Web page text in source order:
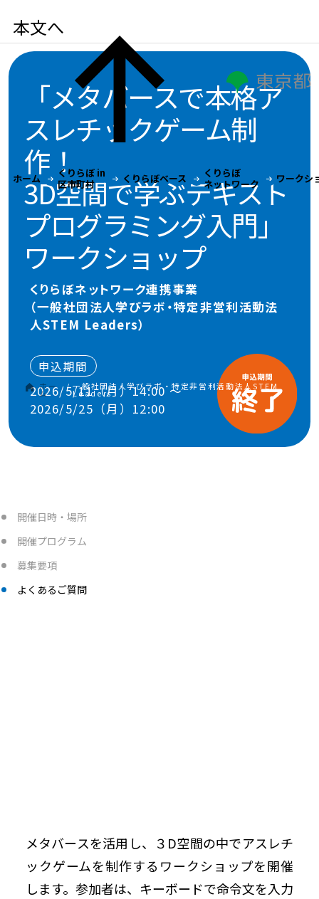
本文へ
ホーム
くりらぼ in
区市町村
くりらぼベース
くりらぼ
ネットワーク
ワークシ
「メタバースで本格ア
スレチックゲーム制
作！
3D空間で学ぶテキスト
プログラミング入門」
ワークショップ
くりらぼネットワーク連携事業
（一般社団法人学びラボ・特定非営利活動法
人STEM Leaders）
申込期間
2026/5/11（月）14:00～
2026/5/25（月）12:00
ホー
ム
/ 一般社団法人学びラボ・特定非営利活動法人STEM
Leaders
開催日時・場所
開催プログラム
募集要項
よくあるご質問
メタバースを活用し、３D空間の中でアスレチ
ックゲームを制作するワークショップを開催
します。参加者は、キーボードで命令文を入力